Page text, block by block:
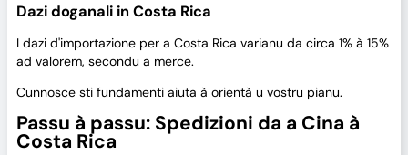
Dazi doganali in Costa Rica
I dazi d'importazione per a Costa Rica varianu da circa 1% à 15%
ad valorem, secondu a merce.
Cunnosce sti fundamenti aiuta à orientà u vostru pianu.
Passu à passu: Spedizioni da a Cina à
Costa Rica